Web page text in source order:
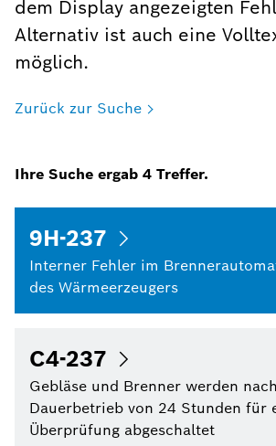
dem Display angezeigten
Alternativ ist auch eine
möglich.
Zurück zur Suche
Ihre Suche ergab 4 Treffer.
9H-237
Interner Fehler im
des Wärmeerzeugers
C4-237
Gebläse und Brenner werden
Dauerbetrieb von 24 Stunden für
Überprüfung abgeschaltet